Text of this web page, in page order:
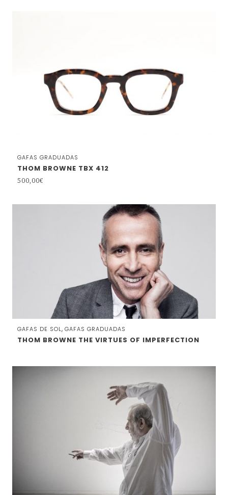
GAFAS GRADUADAS
THOM BROWNE TBX 412
500,00€
GAFAS DE SOL, GAFAS GRADUADAS
THOM BROWNE THE VIRTUES OF IMPERFECTION